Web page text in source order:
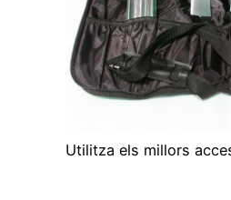
Utilitza els millors